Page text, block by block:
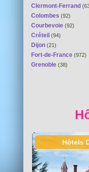
Clermont-Ferrand
Colombes (92)
Courbevoie (92)
Créteil (94)
Dijon (21)
Fort-de-France (972)
Grenoble (38)
Hôtels